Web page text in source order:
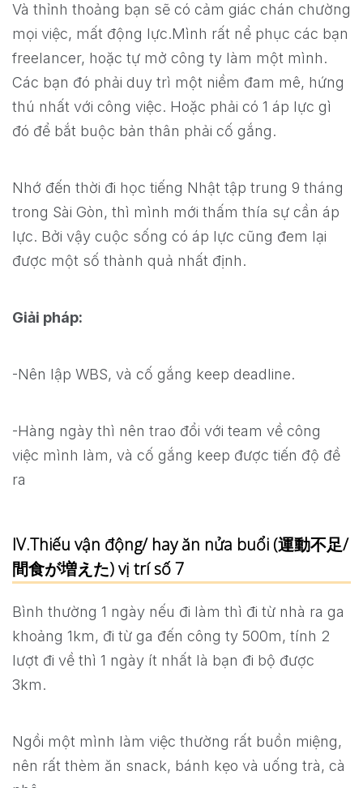
Và thỉnh thoảng bạn sẽ có cảm giác chán chường
mọi việc, mất động lực.Mình rất nể phục các bạn
freelancer, hoặc tự mở công ty làm một mình.
Các bạn đó phải duy trì một niềm đam mê, hứng
thú nhất với công việc. Hoặc phải có 1 áp lực gì
đó để bắt buộc bản thân phải cố gắng.
Nhớ đến thời đi học tiếng Nhật tập trung 9 tháng
trong Sài Gòn, thì mình mới thấm thía sự cần áp
lực. Bởi vậy cuộc sống có áp lực cũng đem lại
được một số thành quả nhất định.
Giải pháp:
-Nên lập WBS, và cố gắng keep deadline.
-Hàng ngày thì nên trao đổi với team về công
việc mình làm, và cố gắng keep được tiến độ đề
ra
IV.Thiếu vận động/ hay ăn nửa buổi (運動不足/
間食が増えた) vị trí số 7
Bình thường 1 ngày nếu đi làm thì đi từ nhà ra ga
khoảng 1km, đi từ ga đến công ty 500m, tính 2
lượt đi về thì 1 ngày ít nhất là bạn đi bộ được
3km.
Ngồi một mình làm việc thường rất buồn miệng,
nên rất thèm ăn snack, bánh kẹo và uống trà, cà